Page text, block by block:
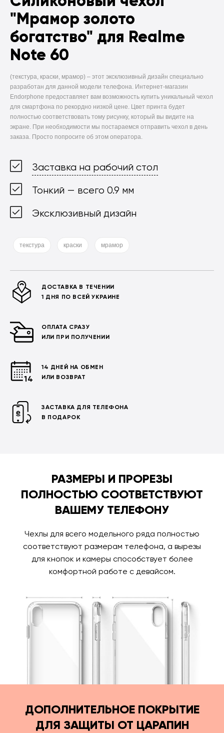
"Мрамор золото
богатство" для Realme
Note 60
(текстура, краски, мрамор) – этот эксклюзивный дизайн специально
разработан для данной модели телефона. Интернет-магазин
Endorphone предоставляет вам возможность купить уникальный чехол
для смартфона по рекордно низкой цене. Цвет принта будет
полностью соответствовать тому рисунку, который вы видите на
экране. При необходимости мы постараемся отправить чехол в день
заказа. Просто попросите об этом оператора.
Заставка на рабочий стол
Тонкий — всего 0.9 мм
Эксклюзивный дизайн
текстура краски мрамор
ДОСТАВКА В ТЕЧЕНИИ
1 ДНЯ ПО ВСЕЙ УКРАИНЕ
ОПЛАТА СРАЗУ
ИЛИ ПРИ ПОЛУЧЕНИИ
14 ДНЕЙ НА ОБМЕН
ИЛИ ВОЗВРАТ
ЗАСТАВКА ДЛЯ ТЕЛЕФОНА
В ПОДАРОК
РАЗМЕРЫ И ПРОРЕЗЫ
ПОЛНОСТЬЮ СООТВЕТСТВУЮТ
ВАШЕМУ ТЕЛЕФОНУ
Чехлы для всего модельного ряда полностью
соответствуют размерам телефона, а вырезы
для кнопок и камеры способствует более
комфортной работе с девайсом.
ДОПОЛНИТЕЛЬНОЕ ПОКРЫТИЕ
ДЛЯ ЗАЩИТЫ ОТ ЦАРАПИН